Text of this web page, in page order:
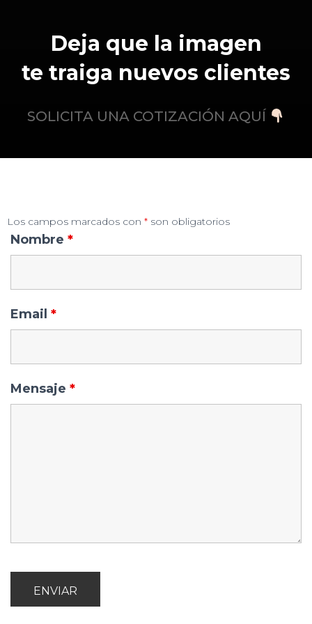
Deja que la imagen
te traiga nuevos clientes
SOLICITA UNA COTIZACIÓN AQUÍ
Los campos marcados con * son obligatorios
Nombre *
Email *
Mensaje *